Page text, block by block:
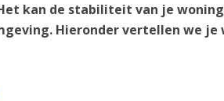
kan de stabiliteit van je
Hieronder vertellen we